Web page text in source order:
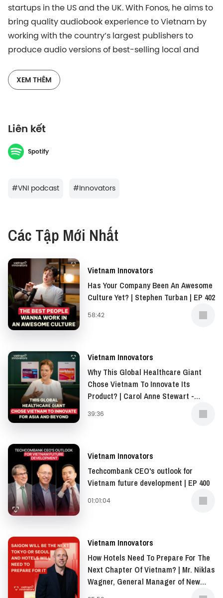
startups in the US and the UK. With Fonos, he aims to
bring quality audiobook experience to Vietnam by
working with the country’s largest publishers to
produce audio versions of best-selling local and
Thanks to the new Vietcetera X Fonos partnership,
to 15-minute clips are perfect to listen on the go;
whether you’re at the gym, at the wheel or browsing
grocery store aisles.
This week's episode is brought to you by Jio Health
XEM THÊM
Liên kết
Spotify
#VNI podcast #Innovators
Các Tập Mới Nhất
Vietnam Innovators
Has Your Company Been An Awesome
Culture Yet? | Stephen Turban | EP 402
58:42
Vietnam Innovators
Why This Global Healthcare Giant
Chose Vietnam To Innovate Its
Product? | Carol Anne Stewart -
East, and Africa (AMEA), Opella | EP
39:36
Vietnam Innovators
Techcombank CEO's outlook for
Vietnam future development | EP 400
01:01:04
Vietnam Innovators
How Hotels Need To Prepare For The
Next Chapter Of Vietnam? | Mr. Niklas
Wagner, General Manager of New